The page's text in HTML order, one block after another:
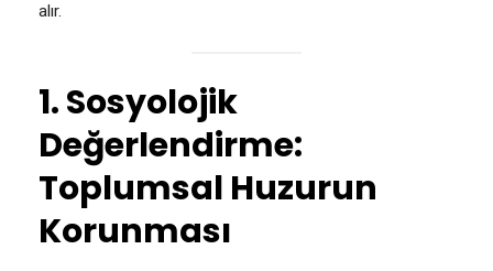
alır.
1. Sosyolojik
Değerlendirme:
Toplumsal Huzurun
Korunması